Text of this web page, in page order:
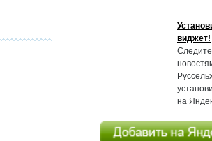
виджет!
на